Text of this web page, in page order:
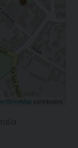
contributors